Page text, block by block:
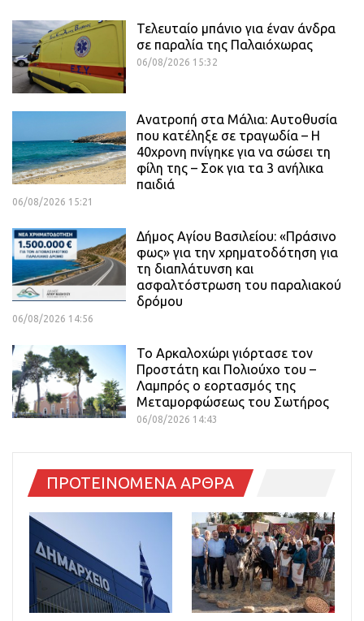
Τελευταίο μπάνιο για έναν άνδρα
σε παραλία της Παλαιόχωρας
06/08/2026 15:32
Ανατροπή στα Μάλια: Αυτοθυσία
που κατέληξε σε τραγωδία – Η
40χρονη πνίγηκε για να σώσει τη
φίλη της – Σοκ για τα 3 ανήλικα
παιδιά
06/08/2026 15:21
Δήμος Αγίου Βασιλείου: «Πράσινο
φως» για την χρηματοδότηση για
τη διαπλάτυνση και
ασφαλτόστρωση του παραλιακού
δρόμου
06/08/2026 14:56
Το Αρκαλοχώρι γιόρτασε τον
Προστάτη και Πολιούχο του –
Λαμπρός ο εορτασμός της
Μεταμορφώσεως του Σωτήρος
06/08/2026 14:43
ΠΡΟΤΕΙΝΟΜΕΝΑ ΑΡΘΡΑ